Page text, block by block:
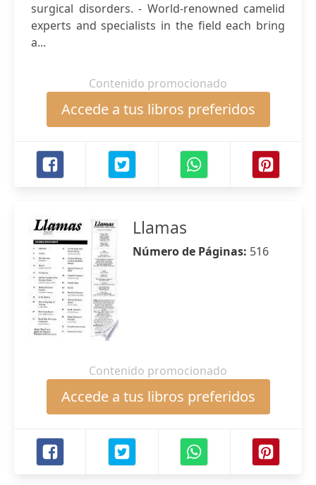
surgical disorders. - World-renowned camelid
experts and specialists in the field each bring
a...
Contenido promocionado
Accede a tus libros preferidos
Llamas
Número de Páginas: 516
Contenido promocionado
Accede a tus libros preferidos